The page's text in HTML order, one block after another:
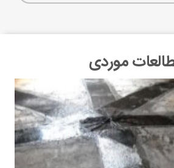
موردی